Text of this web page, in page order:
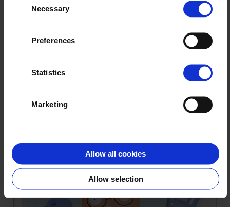
their services.
SelectionNecessary
Preferences
Statistics
Marketing
Allow all cookies
Allow selection
Tablo przedszkolaka